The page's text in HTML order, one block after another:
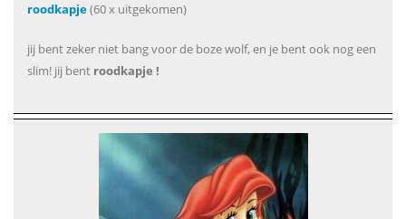
roodkapje(60 x uitgekomen)
jij bent zeker niet bang voor de boze wolf, en je bent ook nog een
slim! jij bent roodkapje !